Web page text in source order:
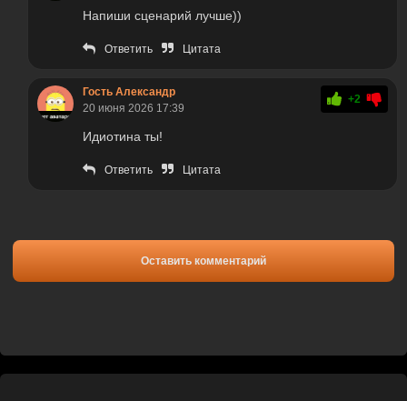
Напиши сценарий лучше))
Ответить Цитата
Гость Александр
20 июня 2026 17:39
+2
Идиотина ты!
Ответить Цитата
Оставить комментарий